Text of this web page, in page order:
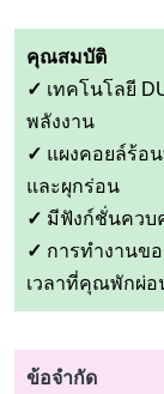
คุณสมบัติ
✓ เทคโนโลยี
พลังงาน
✓ แผงคอยล์ร้อ
และผุกร่อน
✓ มีฟังก์ชั่นคว
✓ การทำงานขอ
เวลาที่คุณพักผ่อ
ข้อจำกัด